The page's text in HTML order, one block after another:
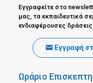
Εγγραφείτε στο
μας, τα εκπαιδευτικά
ενδιαφέρουσες
Εγγραφή
Ωράριο